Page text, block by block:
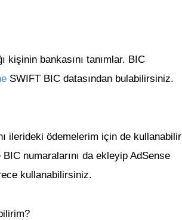
kişinin bankasını tanımlar. BIC
SWIFT BIC datasından bulabilirsiniz.
ilerideki ödemelerim için de kullanabilir
numaralarını da ekleyip AdSense
kullanabilirsiniz.